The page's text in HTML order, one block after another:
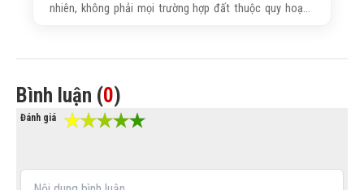
nhiên, không phải mọi trường hợp đất thuộc quy hoạch
những lưu ý quan trọng trước khi xây dựng.
Bình luận (0)
Đánh giá